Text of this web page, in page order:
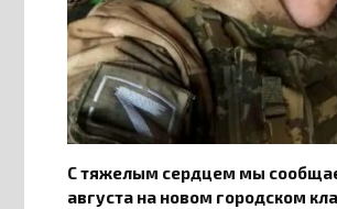
С тяжелым сердцем мы
августа на новом городском